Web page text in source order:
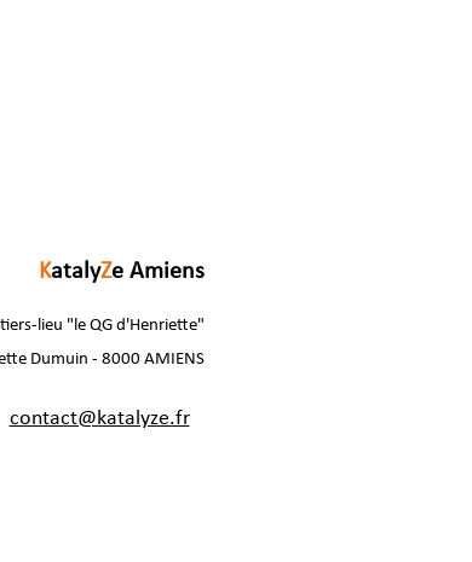
KatalyZe Amiens
tiers-lieu "le QG d'Henriette"
Dumuin - 8000 AMIENS
contact@katalyze.fr